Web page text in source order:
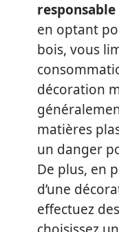
en optant
bois, vous
décoration
matières
un danger
De plus, en
d’une
effectuez